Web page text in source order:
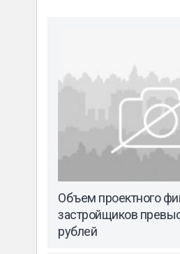
Объем проектного
застройщиков
рублей